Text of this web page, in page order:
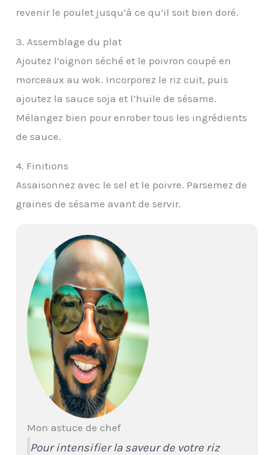
revenir le poulet jusqu’à ce qu’il soit bien doré.
3. Assemblage du plat
Ajoutez l’oignon séché et le poivron coupé en
morceaux au wok. Incorporez le riz cuit, puis
ajoutez la sauce soja et l’huile de sésame.
Mélangez bien pour enrober tous les ingrédients
de sauce.
4. Finitions
Assaisonnez avec le sel et le poivre. Parsemez de
graines de sésame avant de servir.
Mon astuce de chef
Pour intensifier la saveur de votre riz